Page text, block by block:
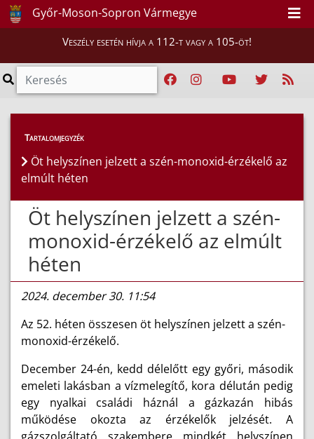
Győr-Moson-Sopron Vármegye
Veszély esetén hívja a 112-t vagy a 105-öt!
Híreink > Hírek
Tartalomjegyzék
Öt helyszínen jelzett a szén-monoxid-érzékelő az
elmúlt héten
Öt helyszínen jelzett a szén-
monoxid-érzékelő az elmúlt
héten
2024. december 30. 11:54
Az 52. héten összesen öt helyszínen jelzett a szén-
monoxid-érzékelő.
December 24-én, kedd délelőtt egy győri, második
emeleti lakásban a vízmelegítő, kora délután pedig
egy nyalkai családi háznál a gázkazán hibás
működése okozta az érzékelők jelzését. A